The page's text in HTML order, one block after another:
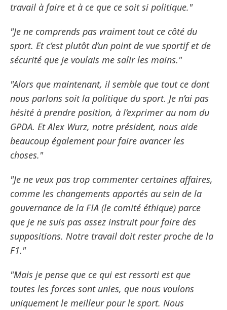
travail à faire et à ce que ce soit si politique."
"Je ne comprends pas vraiment tout ce côté du
sport. Et c’est plutôt d’un point de vue sportif et de
sécurité que je voulais me salir les mains."
"Alors que maintenant, il semble que tout ce dont
nous parlons soit la politique du sport. Je n’ai pas
hésité à prendre position, à l’exprimer au nom du
GPDA. Et Alex Wurz, notre président, nous aide
beaucoup également pour faire avancer les
choses."
"Je ne veux pas trop commenter certaines affaires,
comme les changements apportés au sein de la
gouvernance de la FIA (le comité éthique) parce
que je ne suis pas assez instruit pour faire des
suppositions. Notre travail doit rester proche de la
F1."
"Mais je pense que ce qui est ressorti est que
toutes les forces sont unies, que nous voulons
uniquement le meilleur pour le sport. Nous